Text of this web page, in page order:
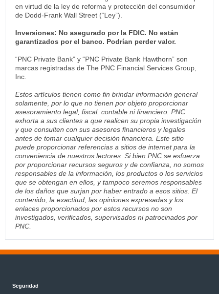
en virtud de la ley de reforma y protección del consumidor
de Dodd-Frank Wall Street (“Ley”).
Inversiones: No asegurado por la FDIC. No están
garantizados por el banco. Podrían perder valor.
“PNC Private Bank” y “PNC Private Bank Hawthorn” son
marcas registradas de The PNC Financial Services Group,
Inc.
Estos artículos tienen como fin brindar información general
solamente, por lo que no tienen por objeto proporcionar
asesoramiento legal, fiscal, contable ni financiero. PNC
exhorta a sus clientes a que realicen su propia investigación
y que consulten con sus asesores financieros y legales
antes de tomar cualquier decisión financiera. Este sitio
puede proporcionar referencias a sitios de internet para la
conveniencia de nuestros lectores. Si bien PNC se esfuerza
por proporcionar recursos seguros y de confianza, no somos
responsables de la información, los productos o los servicios
que se obtengan en ellos, y tampoco seremos responsables
de los daños que surjan por haber entrado a esos sitios. El
contenido, la exactitud, las opiniones expresadas y los
enlaces proporcionados por estos recursos no son
investigados, verificados, supervisados ni patrocinados por
PNC.
Seguridad